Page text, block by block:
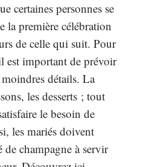
certaines personnes se
la première célébration
de celle qui suit. Pour
est important de prévoir
moindres détails. La
les desserts ; tout
le besoin de
les mariés doivent
de champagne à servir